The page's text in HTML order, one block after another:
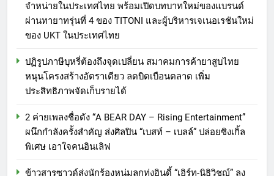
จำหน่ายในประเทศไทย พร้อมเปิดบทบาทใหม่ของแบรนด์
ผ่านทายาทรุ่นที่ 4 ของ TITONI และผู้บริหารเจเนอเรชันใหม่
ของ UKT ในประเทศไทย
ปฏิรูปภาษีบุหรี่ต้องถึงจุดเปลี่ยน สมาคมการค้ายาสูบไทย
หนุนโครงสร้างอัตราเดียว ลดบิดเบือนตลาด เพิ่ม
ประสิทธิภาพจัดเก็บรายได้
2 ค่ายเพลงชื่อดัง “A BEAR DAY – Rising Entertainment”
ผนึกกำลังครั้งสำคัญ ส่งศิลปิน “เบสท์ – เบลล์” ปล่อยซิงเกิ้ล
พิเศษ เอาใจคนอินเลิฟ
ข้าวสารซาวด์ส่งนักร้องหนุ่มลูกทุ่งอินดี้ “เอิร์ท-นิธิวิชญ์” ลง